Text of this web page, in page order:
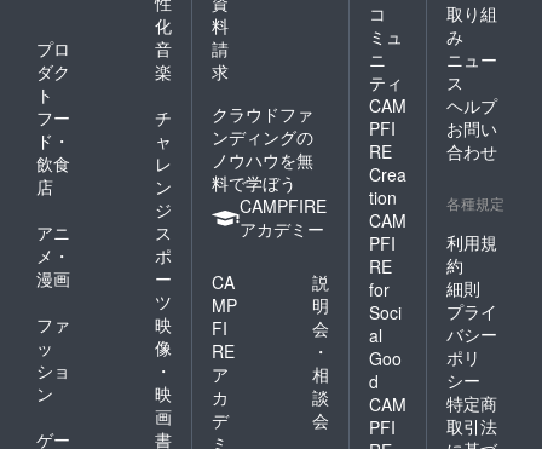
化
プロ
ダク
ト
音
楽
フー
ド・
飲食
店
チ
ャ
レ
ン
ジ
アニ
メ・
漫画
ス
ポ
ー
ツ
ファ
ッ
ショ
ン
映
像
・
映
画
ゲー
書
料
請
求
クラウドファ
ンディングの
ノウハウを無
料で学ぼう
CAMPFIRE
アカデミー
CA
MP
FI
RE
ア
カ
デ
ミ
説
明
会
・
相
談
会
コ
ミュ
ニ
ティ
CAM
PFI
RE
Crea
tion
CAM
PFI
RE
for
Soci
al
Goo
d
CAM
PFI
取り組
み
ニュー
ス
ヘルプ
お問い
合わせ
各種規定
利用規
約
細則
プライ
バシー
ポリ
シー
特定商
取引法